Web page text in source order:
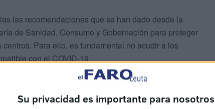
Su privacidad es importante para nosotros
las recomendaciones que se han dado desde la
de Sanidad, Consumo y Gobernación para proteger
Para ello, es fundamental no acudir a los
con el COVID-19.